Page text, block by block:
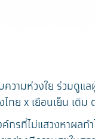
ามห่วงใย ร่วมดูแล
ทย x เยือนเย็น เติ
รที่ไม่แสวงหาผลก